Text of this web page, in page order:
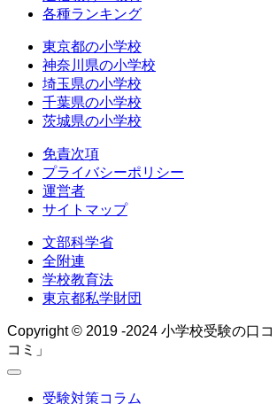
各種ランキング
東京都の小学校
神奈川県の小学校
埼玉県の小学校
千葉県の小学校
茨城県の小学校
免責次項
プライバシーポリシー
運営者
サイトマップ
文部科学省
全附連
学校教育法
東京都私学財団
Copyright © 2019 -2024 小学校受験の口
コミ」
受験対策コラム